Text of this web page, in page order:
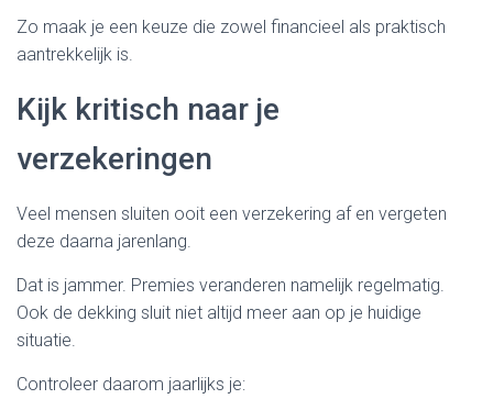
Zo maak je een keuze die zowel financieel als praktisch
aantrekkelijk is.
Kijk kritisch naar je
verzekeringen
Veel mensen sluiten ooit een verzekering af en vergeten
deze daarna jarenlang.
Dat is jammer. Premies veranderen namelijk regelmatig.
Ook de dekking sluit niet altijd meer aan op je huidige
situatie.
Controleer daarom jaarlijks je: